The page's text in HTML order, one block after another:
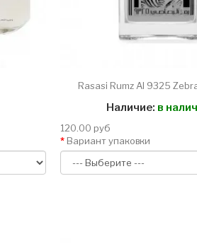
Rasasi Rumz Al 9325
Наличие: в
120.00 руб
Вариант упаковки